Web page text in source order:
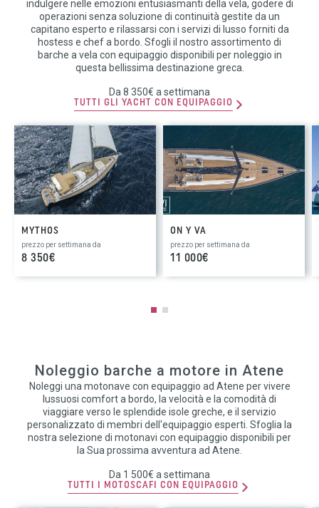
indulgere nelle emozioni entusiasmanti della vela, godere di
operazioni senza soluzione di continuità gestite da un
capitano esperto e rilassarsi con i servizi di lusso forniti da
hostess e chef a bordo. Sfogli il nostro assortimento di
barche a vela con equipaggio disponibili per noleggio in
questa bellissima destinazione greca.
Da 8 350€ a settimana
TUTTI GLI YACHT CON EQUIPAGGIO
MYTHOS
prezzo per settimana da
8 350€
ON Y VA
prezzo per settimana da
11 000€
Noleggio barche a motore in Atene
Noleggi una motonave con equipaggio ad Atene per vivere
lussuosi comfort a bordo, la velocità e la comodità di
viaggiare verso le splendide isole greche, e il servizio
personalizzato di membri dell'equipaggio esperti. Sfoglia la
nostra selezione di motonavi con equipaggio disponibili per
la Sua prossima avventura ad Atene.
Da 1 500€ a settimana
TUTTI I MOTOSCAFI CON EQUIPAGGIO